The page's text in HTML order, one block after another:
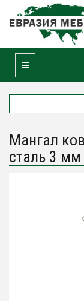
Toggle Navigation
Мангал
сталь 3 мм